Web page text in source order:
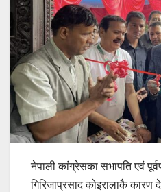
नेपाली कांग्रेसका सभापति एवं
गिरिजाप्रसाद कोइरालाकै कारण